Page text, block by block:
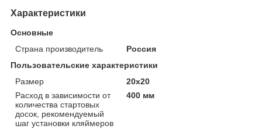
Характеристики
Основные
Страна производитель
Россия
Пользовательские характеристики
Размер
20x20
Расход в зависимости от
количества стартовых
досок, рекомендуемый
шаг установки кляймеров
400 мм